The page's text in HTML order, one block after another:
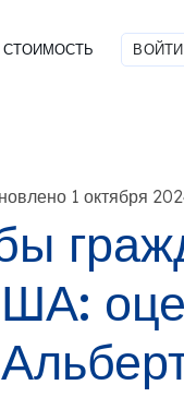
СТОИМОСТЬ ВОЙТИ
1 октября